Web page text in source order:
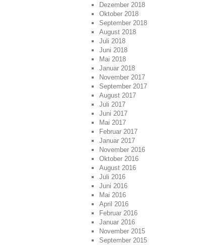
Dezember 2018
Oktober 2018
September 2018
August 2018
Juli 2018
Juni 2018
Mai 2018
Januar 2018
November 2017
September 2017
August 2017
Juli 2017
Juni 2017
Mai 2017
Februar 2017
Januar 2017
November 2016
Oktober 2016
August 2016
Juli 2016
Juni 2016
Mai 2016
April 2016
Februar 2016
Januar 2016
November 2015
September 2015